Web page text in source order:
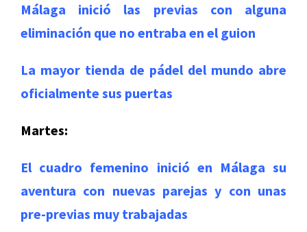
Málaga inició las previas con alguna
eliminación que no entraba en el guion
La mayor tienda de pádel del mundo abre
oficialmente sus puertas
Martes:
El cuadro femenino inició en Málaga su
aventura con nuevas parejas y con unas
pre-previas muy trabajadas